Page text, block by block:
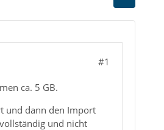
#1
ca. 5 GB.
und dann den Import
und nicht